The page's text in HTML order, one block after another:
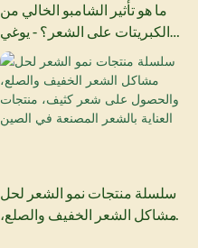
ما هو تأثير الشامبو الخالي من
الكبريتات على الشعر؟ - يوغي
كير
سلسلة منتجات نمو الشعر لحل
مشاكل الشعر الخفيف والصلع،